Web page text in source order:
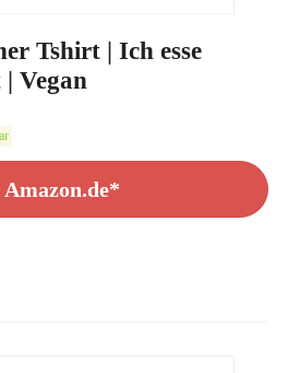
Tshirt | Ich esse
Vegan
Amazon.de*